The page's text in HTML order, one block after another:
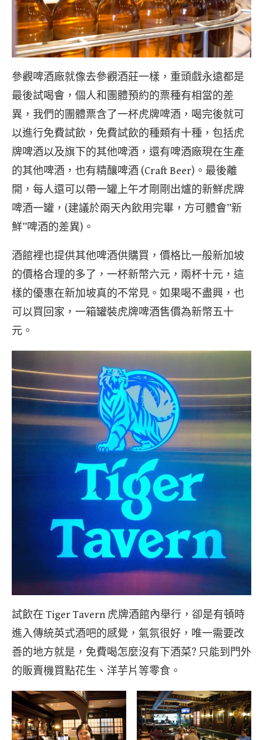
參觀啤酒廠就像去參觀酒莊一樣，重頭戲永遠都是
最後試喝會，個人和團體預約的票種有相當的差
異，我們的團體票含了一杯虎牌啤酒，喝完後就可
以進行免費試飲，免費試飲的種類有十種，包括虎
牌啤酒以及旗下的其他啤酒，還有啤酒廠現在生產
的其他啤酒，也有精釀啤酒 (Craft Beer)。最後離
開，每人還可以帶一罐上午才剛剛出爐的新鮮虎牌
啤酒一罐，(建議於兩天內飲用完畢，方可體會”新
鮮”啤酒的差異)。
酒館裡也提供其他啤酒供購買，價格比一般新加坡
的價格合理的多了，一杯新幣六元，兩杯十元，這
樣的優惠在新加坡真的不常見。如果喝不盡興，也
可以買回家，一箱罐裝虎牌啤酒售價為新幣五十
元。
試飲在 Tiger Tavern 虎牌酒館內舉行，卻是有頓時
進入傳統英式酒吧的感覺，氣氛很好，唯一需要改
善的地方就是，免費喝怎麼沒有下酒菜? 只能到門外
的販賣機買點花生、洋芋片等零食。